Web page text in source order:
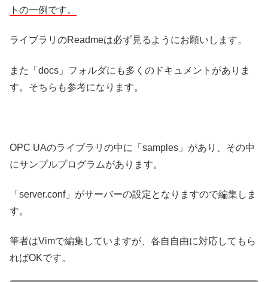
トの一例です。
ライブラリのReadmeは必ず見るようにお願いします。
また「docs」フォルダにも多くのドキュメントがありま
す。そちらも参考になります。
OPC UAのライブラリの中に「samples」があり、その中
にサンプルプログラムがあります。
「server.conf」がサーバーの設定となりますので編集しま
す。
筆者はVimで編集していますが、各自自由に対応してもら
ればOKです。